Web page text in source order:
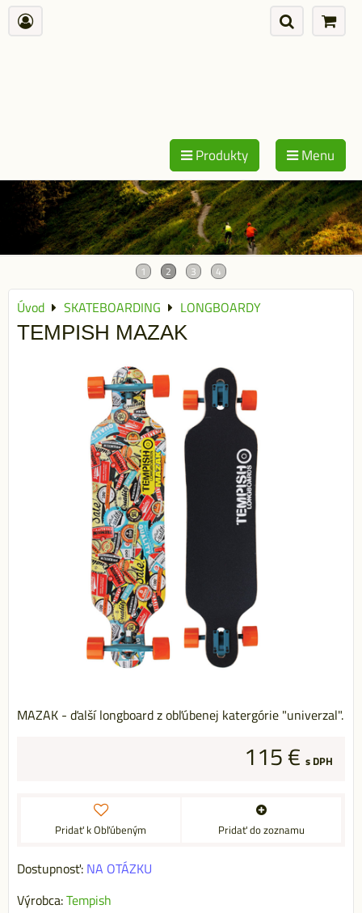
Produkty Menu
Úvod SKATEBOARDING LONGBOARDY
TEMPISH MAZAK
MAZAK - ďalší longboard z obľúbenej katergórie "univerzal".
115 € s DPH
Pridať k Obľúbeným Pridať do zoznamu
Dostupnosť: NA OTÁZKU
Výrobca:Tempish